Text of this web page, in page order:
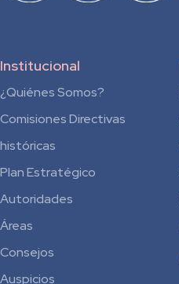
Institucional
¿Quiénes Somos?
Comisiones Directivas
históricas
Plan Estratégico
Autoridades
Áreas
Consejos
Auspicios